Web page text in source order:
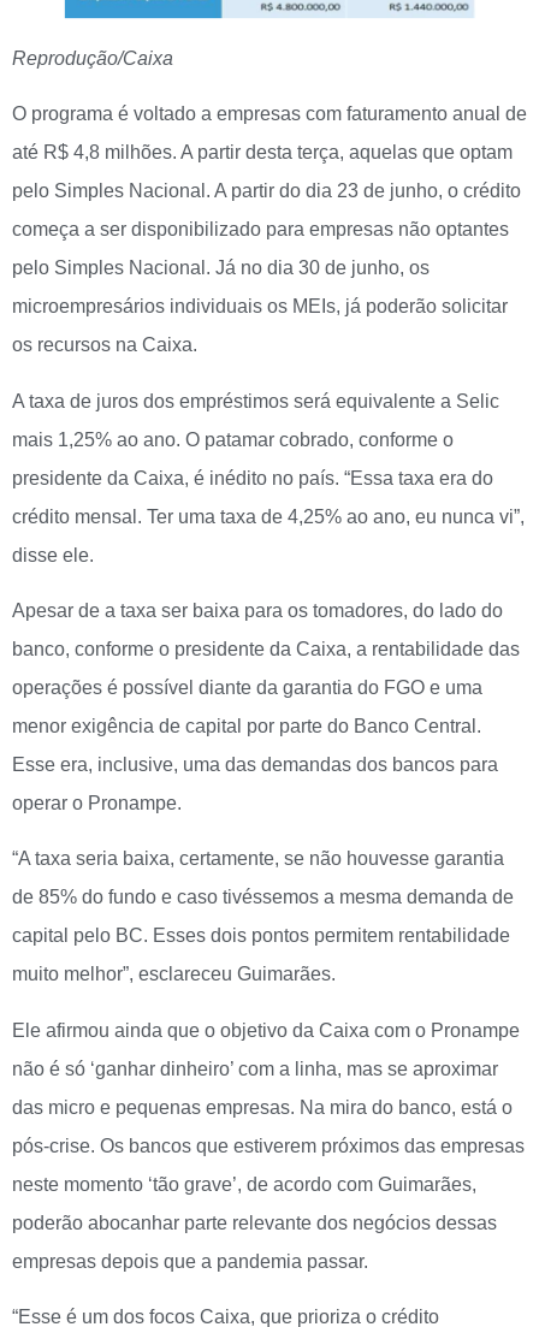
Reprodução/Caixa
O programa é voltado a empresas com faturamento anual de
até R$ 4,8 milhões. A partir desta terça, aquelas que optam
pelo Simples Nacional. A partir do dia 23 de junho, o crédito
começa a ser disponibilizado para empresas não optantes
pelo Simples Nacional. Já no dia 30 de junho, os
microempresários individuais os MEIs, já poderão solicitar
os recursos na Caixa.
A taxa de juros dos empréstimos será equivalente a Selic
mais 1,25% ao ano. O patamar cobrado, conforme o
presidente da Caixa, é inédito no país. “Essa taxa era do
crédito mensal. Ter uma taxa de 4,25% ao ano, eu nunca vi”,
disse ele.
Apesar de a taxa ser baixa para os tomadores, do lado do
banco, conforme o presidente da Caixa, a rentabilidade das
operações é possível diante da garantia do FGO e uma
menor exigência de capital por parte do Banco Central.
Esse era, inclusive, uma das demandas dos bancos para
operar o Pronampe.
“A taxa seria baixa, certamente, se não houvesse garantia
de 85% do fundo e caso tivéssemos a mesma demanda de
capital pelo BC. Esses dois pontos permitem rentabilidade
muito melhor”, esclareceu Guimarães.
Ele afirmou ainda que o objetivo da Caixa com o Pronampe
não é só ‘ganhar dinheiro’ com a linha, mas se aproximar
das micro e pequenas empresas. Na mira do banco, está o
pós-crise. Os bancos que estiverem próximos das empresas
neste momento ‘tão grave’, de acordo com Guimarães,
poderão abocanhar parte relevante dos negócios dessas
empresas depois que a pandemia passar.
“Esse é um dos focos Caixa, que prioriza o crédito